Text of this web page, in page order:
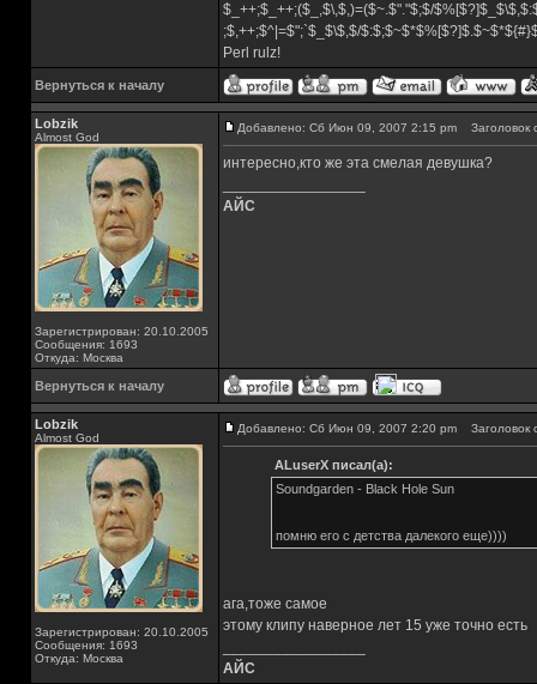
$_++;$_++;($_,$\,$,)=($~.$"."$;$/
;$,++;$^|=$";`$_$\$,$/
Perl rulz!
Вернуться к началу
Lobzik
Almost God
Зарегистрирован: 20.10.2005
Сообщения: 1693
Откуда: Москва
Добавлено: Сб Июн 09, 2007 2:15 pm Заголовок
интересно,кто же эта смелая девушка?
АЙС
Вернуться к началу
Lobzik
Almost God
Зарегистрирован: 20.10.2005
Сообщения: 1693
Откуда: Москва
Добавлено: Сб Июн 09, 2007 2:20 pm Заголовок
ALuserX писал(а):
Soundgarden - Black Hole Sun
помню его с детства далекого еще))))
ага,тоже самое
этому клипу наверное лет 15 уже точно есть
АЙС